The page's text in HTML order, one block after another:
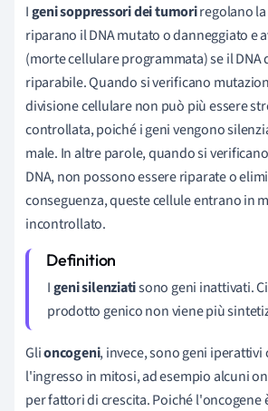
Igeni soppressori dei tumoriregolano la
riparano il DNA mutato o danneggiato e
(morte cellulare programmata) se il DNA
riparabile. Quando si verificano
divisione cellulare non può più essere
controllata, poiché i geni vengono
male. In altre parole, quando si
DNA, non possono essere riparate o
conseguenza, queste cellule entrano in
incontrollato.
Igeni silenziatisono geni inattivati.
prodotto genico non viene più
Glioncogeni, invece, sono geni iperattivi
l'ingresso in mitosi, ad esempio alcuni
per fattori di crescita. Poiché l'oncogene